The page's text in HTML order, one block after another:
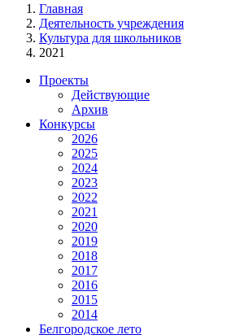
Главная
Деятельность учреждения
Культура для школьников
2021
Проекты
Действующие
Архив
Конкурсы
2026
2025
2024
2023
2022
2021
2020
2019
2018
2017
2016
2015
2014
Белгородское лето